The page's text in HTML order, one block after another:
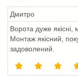
Дмитро
Ворота дуже
Монтаж якісний,
задоволений.